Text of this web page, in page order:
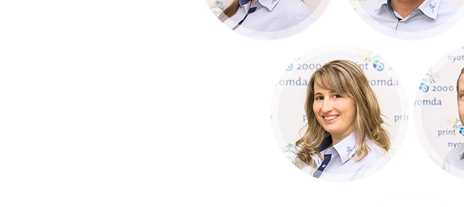
Alberti Tünde
Kiadvány- és
képszerkesztő
+36 30 975 0833